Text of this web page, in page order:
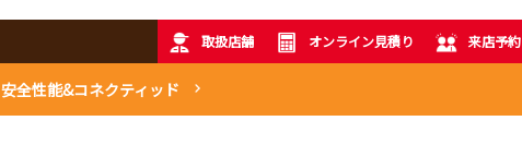
取扱店舗 オンライン見積り 来店予約
安全性能&コネクティッド